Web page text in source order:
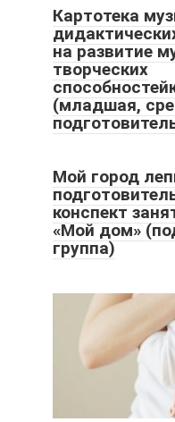
Картотека
на развитие
творческих
(младшая,
Мой город
конспект
«Мой дом»
группа)